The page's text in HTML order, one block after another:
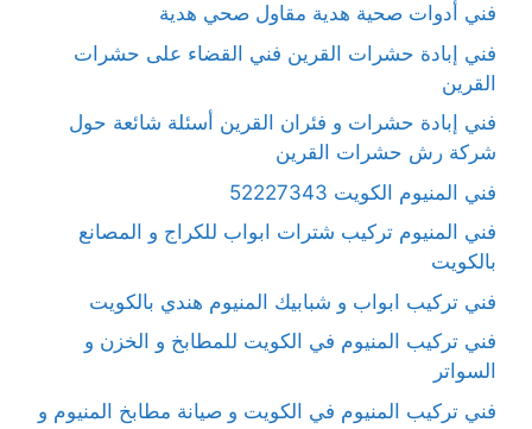
فني أدوات صحية هدية مقاول صحي هدية
فني إبادة حشرات القرين فني القضاء على حشرات
القرين
فني إبادة حشرات و فئران القرين أسئلة شائعة حول
شركة رش حشرات القرين
فني المنيوم الكويت 52227343
فني المنيوم تركيب شترات ابواب للكراج و المصانع
بالكويت
فني تركيب ابواب و شبابيك المنيوم هندي بالكويت
فني تركيب المنيوم في الكويت للمطابخ و الخزن و
السواتر
فني تركيب المنيوم في الكويت و صيانة مطابخ المنيوم و